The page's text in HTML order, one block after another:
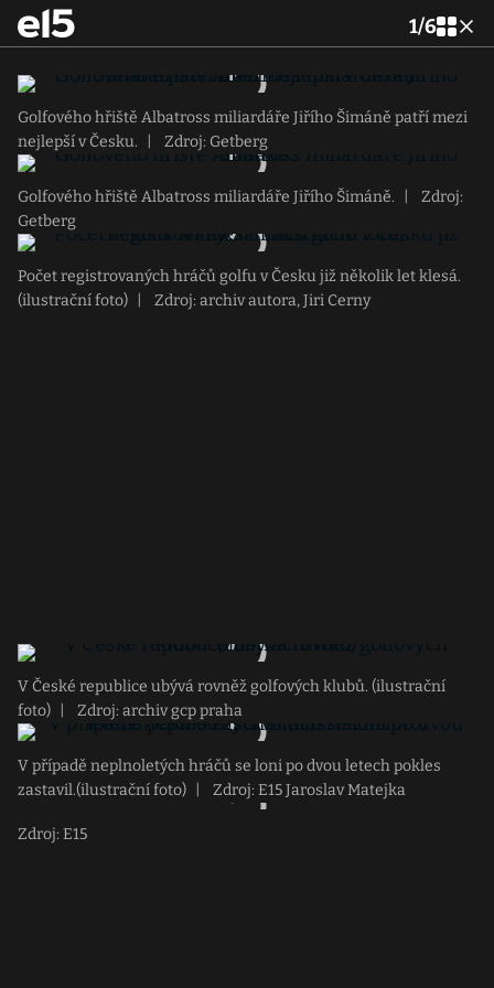
1/6
Golfového hřiště Albatross miliardáře Jiřího Šimáně patří mezi
nejlepší v Česku.
Zdroj: Getberg
Golfového hřiště Albatross miliardáře Jiřího Šimáně.
Zdroj:
Getberg
Počet registrovaných hráčů golfu v Česku již několik let klesá.
(ilustrační foto)
Zdroj: archiv autora, Jiri Cerny
V České republice ubývá rovněž golfových klubů. (ilustrační
foto)
Zdroj: archiv gcp praha
V případě neplnoletých hráčů se loni po dvou letech pokles
zastavil.(ilustrační foto)
Zdroj: E15 Jaroslav Matejka
Zdroj: E15